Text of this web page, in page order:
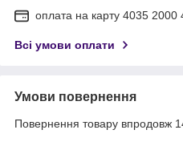
оплата на карту 4035 2000
Всі умови оплати
Умови повернення
Повернення товару впродовж